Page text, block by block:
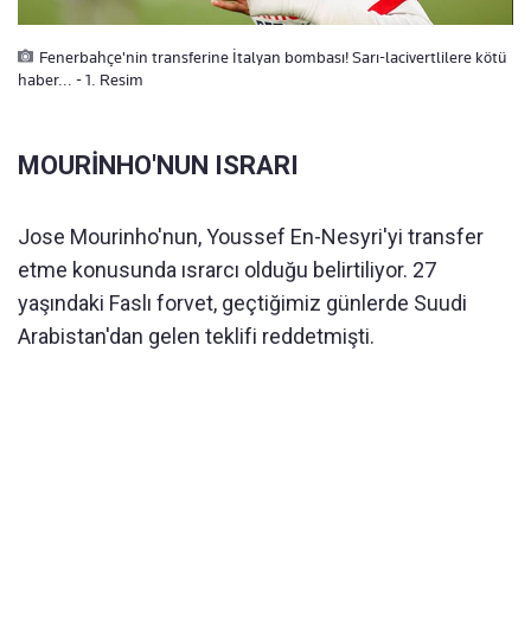
Fenerbahçe'nin transferine İtalyan bombası! Sarı-lacivertlilere kötü
haber... - 1. Resim
MOURİNHO'NUN ISRARI
Jose Mourinho'nun, Youssef En-Nesyri'yi transfer
etme konusunda ısrarcı olduğu belirtiliyor. 27
yaşındaki Faslı forvet, geçtiğimiz günlerde Suudi
Arabistan'dan gelen teklifi reddetmişti.